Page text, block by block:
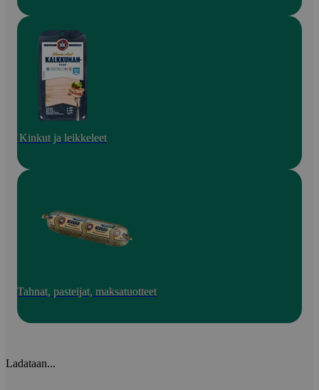
Kinkut ja leikkeleet
Tahnat, pasteijat, maksatuotteet
Ladataan...